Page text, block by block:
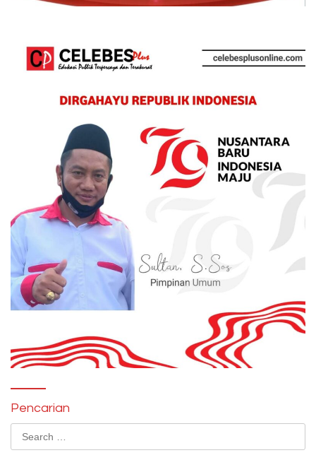
Pencarian
Search
for: